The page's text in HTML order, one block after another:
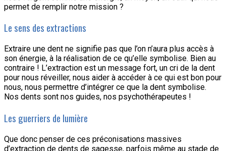
permet de remplir notre mission ?
Le sens des extractions
Extraire une dent ne signifie pas que l’on n’aura plus accès à
son énergie, à la réalisation de ce qu’elle symbolise. Bien au
contraire ! L’extraction est un message fort, un cri de la dent
pour nous réveiller, nous aider à accéder à ce qui est bon pour
nous, nous permettre d’intégrer ce que la dent symbolise.
Nos dents sont nos guides, nos psychothérapeutes !
Les guerriers de lumière
Que donc penser de ces préconisations massives
d’extraction de dents de sagesse, parfois même au stade de